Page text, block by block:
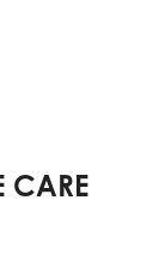
CARE